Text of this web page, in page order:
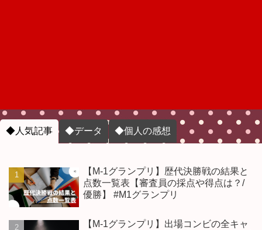
◆人気記事 ◆データ ◆個人の感想
【M-1グランプリ】歴代決勝戦の結果と
点数一覧表【審査員の採点や得点は？/
優勝】 #M1グランプリ
【M-1グランプリ】出場コンビの全キャ